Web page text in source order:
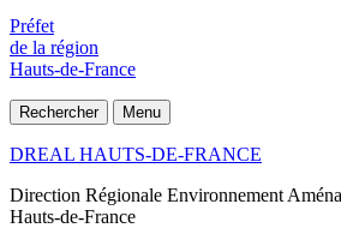
Préfet
de la région
Hauts-de-France
Rechercher Menu
DREAL HAUTS-DE-FRANCE
Direction Régionale Environnement
Hauts-de-France